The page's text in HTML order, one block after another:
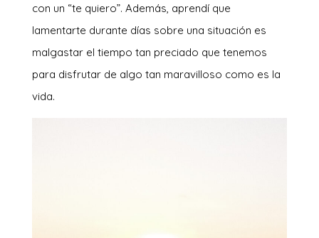
con un “te quiero”. Además, aprendí que
lamentarte durante días sobre una situación es
malgastar el tiempo tan preciado que tenemos
para disfrutar de algo tan maravilloso como es la
vida.